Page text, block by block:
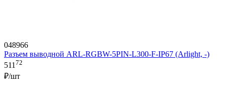
048966
Разъем выводной ARL-RGBW-5PIN-L300-F-IP67 (Arlight, -)
51172
₽/шт